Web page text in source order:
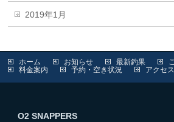
2019年1月
ホーム お知らせ 最新釣果
料金案内
予約・空き状況 アクセス
O2 SNAPPERS